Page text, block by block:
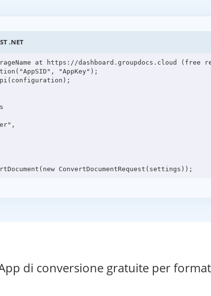
.NET
at https://dashboard.groupdocs.cloud
"AppKey");
di conversione gratuite per